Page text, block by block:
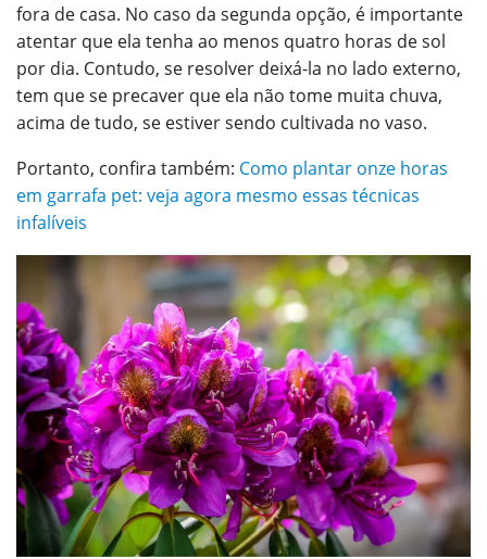
fora de casa. No caso da segunda opção, é importante
atentar que ela tenha ao menos quatro horas de sol
por dia. Contudo, se resolver deixá-la no lado externo,
tem que se precaver que ela não tome muita chuva,
acima de tudo, se estiver sendo cultivada no vaso.
Portanto, confira também: Como plantar onze horas
em garrafa pet: veja agora mesmo essas técnicas
infalíveis